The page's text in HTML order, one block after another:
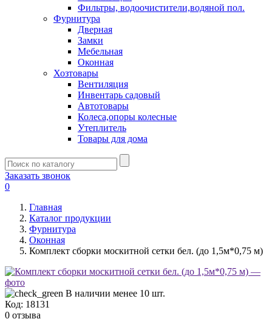
Фильтры, водоочистители,водяной пол.
Фурнитура
Дверная
Замки
Мебельная
Оконная
Хозтовары
Вентиляция
Инвентарь садовый
Автотовары
Колеса,опоры колесные
Утеплитель
Товары для дома
Заказать звонок
0
Главная
Каталог продукции
Фурнитура
Оконная
Комплект сборки москитной сетки бел. (до 1,5м*0,75 м)
В наличии менее 10 шт.
Код: 18131
0 отзыва